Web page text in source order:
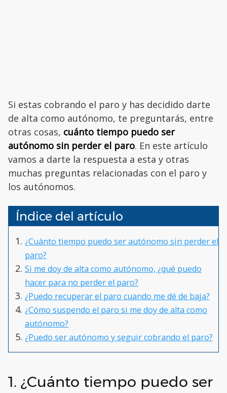
Si estas cobrando el paro y has decidido darte
de alta como autónomo, te preguntarás, entre
otras cosas, cuánto tiempo puedo ser
autónomo sin perder el paro. En este artículo
vamos a darte la respuesta a esta y otras
muchas preguntas relacionadas con el paro y
los autónomos.
Índice del artículo
¿Cuánto tiempo puedo ser autónomo sin perder el
paro?
Si me doy de alta como autónomo, ¿qué puedo
hacer para no perder el paro?
¿Puedo recuperar el paro cuando me dé de baja?
¿Cómo suspendo el paro si me doy de alta como
autónomo?
¿Puedo ser autónomo y seguir cobrando el paro?
1. ¿Cuánto tiempo puedo ser